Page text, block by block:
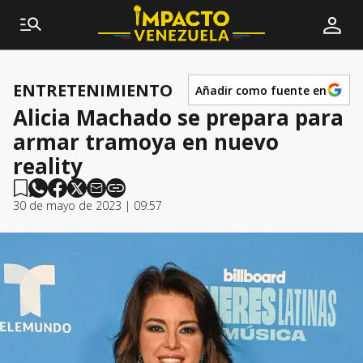
ENTRETENIMIENTO Añadir como fuente en
Alicia Machado se prepara para
armar tramoya en nuevo
reality
30 de mayo de 2023 | 09:57